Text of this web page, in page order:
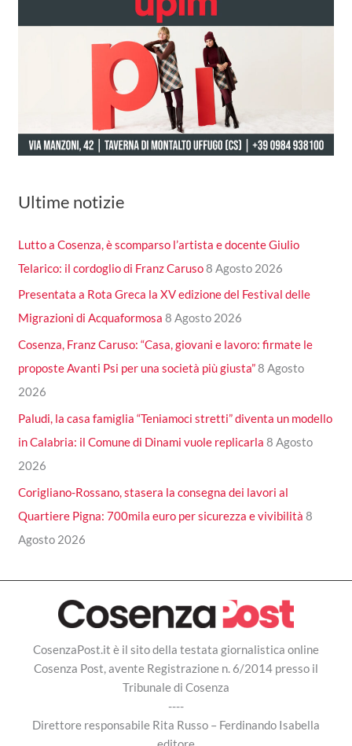
Ultime notizie
Lutto a Cosenza, è scomparso l’artista e docente Giulio
Telarico: il cordoglio di Franz Caruso8 Agosto 2026
Presentata a Rota Greca la XV edizione del Festival delle
Migrazioni di Acquaformosa 8 Agosto 2026
Cosenza, Franz Caruso: “Casa, giovani e lavoro: firmate le
proposte Avanti Psi per una società più giusta”8 Agosto
2026
Paludi, la casa famiglia “Teniamoci stretti” diventa un modello
in Calabria: il Comune di Dinami vuole replicarla 8 Agosto
2026
Corigliano-Rossano, stasera la consegna dei lavori al
Quartiere Pigna: 700mila euro per sicurezza e vivibilità 8
Agosto 2026
CosenzaPost.it è il sito della testata giornalistica online
Cosenza Post, avente Registrazione n. 6/2014 presso il
Tribunale di Cosenza
----
Direttore responsabile Rita Russo – Ferdinando Isabella